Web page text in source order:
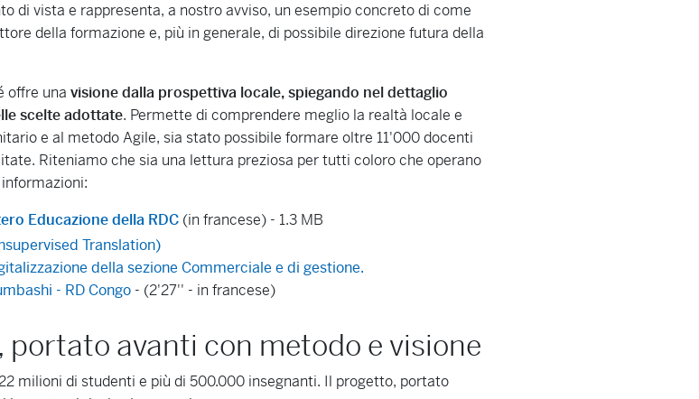
di vista e rappresenta, a nostro avviso, un esempio concreto di come
della formazione e, più in generale, di possibile direzione futura della
offre unavisione dalla prospettiva locale, spiegando nel dettaglio
scelte adottate. Permette di comprendere meglio la realtà locale e
e al metodo Agile, sia stato possibile formare oltre 11'000 docenti
Riteniamo che sia una lettura preziosa per tutti coloro che operano
Educazione della RDC (in francese) - 1.3 MB
Translation)
della sezione Commerciale e di gestione.
- RD Congo - (2'27'' - in francese)
avanti con metodo e visione
milioni di studenti e più di 500.000 insegnanti. Il progetto, portato